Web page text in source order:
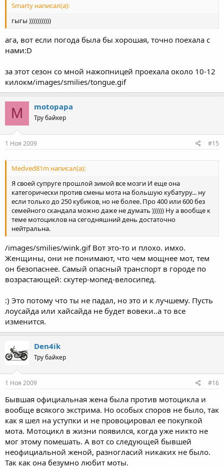
Smarty написал(а):
гыгы )))))))))))
ага, вот если погода была бы хорошая, точно поехала с
нами:D
за этот сезон со мной нажопницей проехала около 10-12
килокм/images/smilies/tongue.gif
M motopapa
Тру байкер
1 Ноя 2009 #15
Medved81m написал(а):
Я своей супруге прошлой зимой все мозги И еще она
категорически против смены мота на большую кубатуру... ну
если только до 250 кубиков, но не более. Про 400 или 600 без
семейного скандала можно даже не думать )))))) Ну а вообще к
теме мотоциклов на сегодняшний день достаточно
нейтральна.
/images/smilies/wink.gif Вот это-то и плохо. имхо.
Женщины, они не понимают, что чем мощнее мот, тем
он безопаснее. Самый опасный транспорт в городе по
возрастающей: скутер-мопед-велосипед.
:) Это потому что ты не падал, но это и к лучшему. Пусть
лоусайда или хайсайда не будет вовеки..а то все
изменится.
Den4ik
Тру байкер
1 Ноя 2009 #16
Бывшая официальная жена была против мотоцикла и
вообще всякого экстрима. Но особых споров не было, так
как я шел на уступки и не провоцировал ее покупкой
мота. Мотоцикл в жизни появился, когда уже никто не
мог этому помешать. А вот со следующей бывшей
неофициальной женой, разногласий никаких не было.
Так как она безумно любит моты.